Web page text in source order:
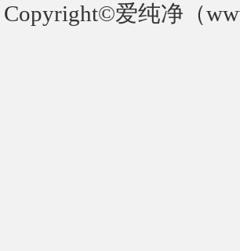
Copyright©爱纯净（